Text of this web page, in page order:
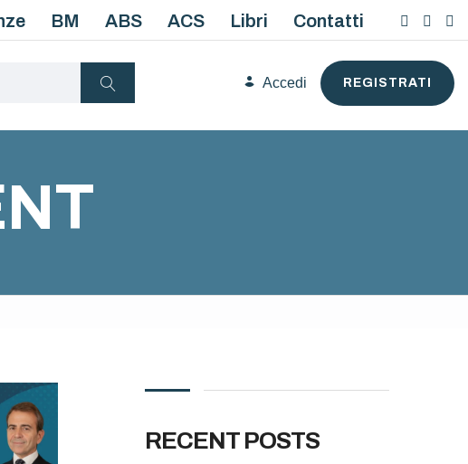
BM ABS ACS Libri Contatti
Accedi REGISTRATI
RECENT POSTS